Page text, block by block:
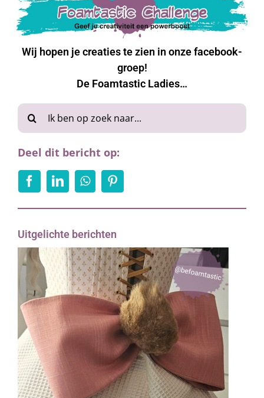
Wij hopen je creaties te zien in onze facebook-
groep!
De Foamtastic Ladies…
Zoeken
naar:
Deel dit bericht op:
Uitgelichte berichten